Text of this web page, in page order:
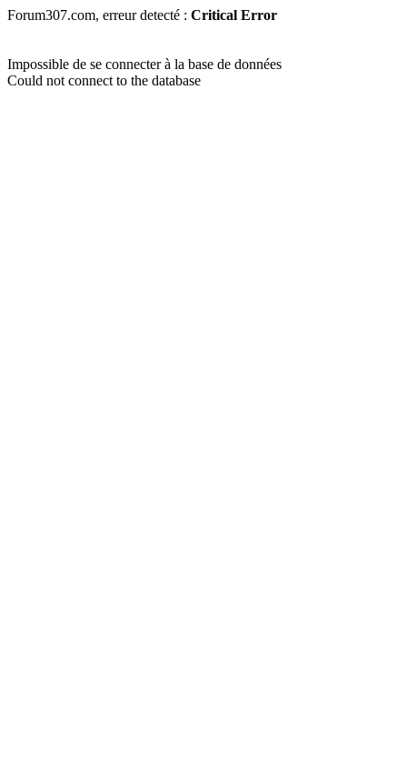
Forum307.com, erreur detecté : Critical Error
Impossible de se connecter à la base de données
Could not connect to the database